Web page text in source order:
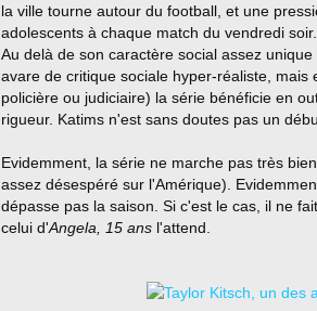
la ville tourne autour du football, et une
adolescents à chaque match du vendredi soir.
Au delà de son caractère social assez
avare de critique sociale hyper-réaliste,
policière ou judiciaire) la série bénéficie en
rigueur. Katims n'est sans doutes pas un
Evidemment, la série ne marche pas très
assez désespéré sur l'Amérique).
dépasse pas la saison. Si c'est le cas, il ne
celui d'Angela, 15 ans l'attend.